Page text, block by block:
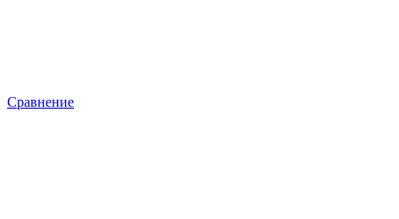
Сравнение